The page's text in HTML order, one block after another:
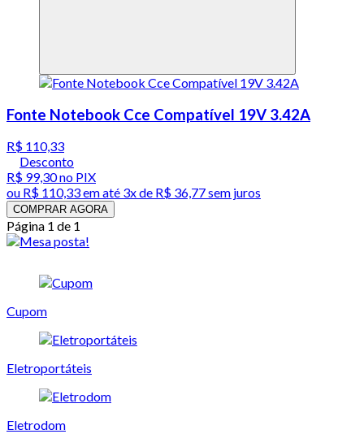
Fonte Notebook Cce Compatível 19V 3.42A
R$ 110,33
Desconto
R$ 99,30no PIX
ou R$ 110,33em até 3x de R$ 36,77 sem juros
COMPRAR AGORA
Página 1 de 1
Cupom
Eletroportáteis
Eletrodom